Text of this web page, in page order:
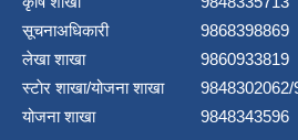
सूचनाअधिकारी
9868398869
लेखा शाखा
9860933819
स्टाेर शाखा/योजना शाखा
योजना शाखा
9848343596